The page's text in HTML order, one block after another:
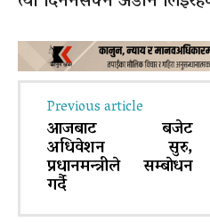
Previous article
आजबाट बजेट
अधिवेशन सुरु,
प्रधानमन्त्रीले सम्बाेधन
गर्दै